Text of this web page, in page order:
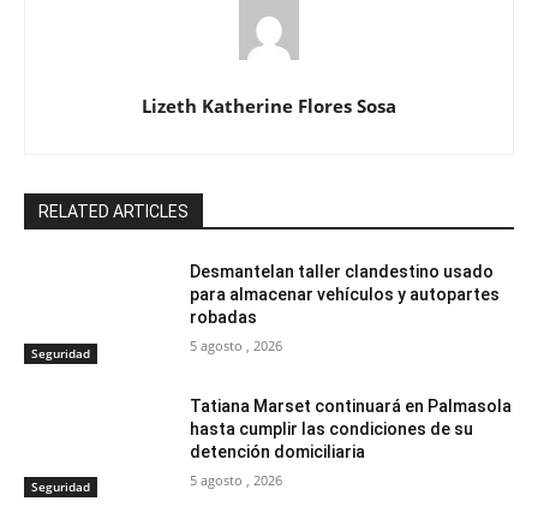
Lizeth Katherine Flores Sosa
RELATED ARTICLES
Seguridad
Desmantelan taller clandestino usado
para almacenar vehículos y autopartes
robadas
5 agosto , 2026
Seguridad
Tatiana Marset continuará en Palmasola
hasta cumplir las condiciones de su
detención domiciliaria
5 agosto , 2026